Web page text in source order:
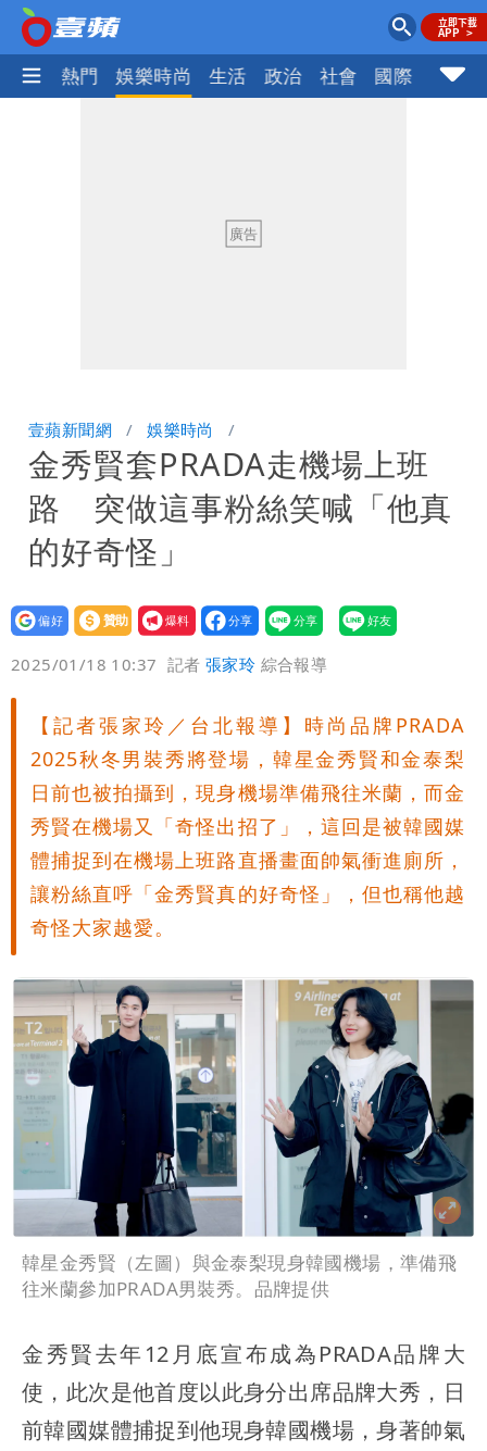
焦點 熱門 娛樂時尚 生活 政治 社會 國際 財經
壹蘋新聞網 娛樂時尚
金秀賢套PRADA走機場上班
路 突做這事粉絲笑喊「他真
的好奇怪」
設為
贊助
我要
爆料
2025/01/18 10:37 記者張家玲 綜合報導
【記者張家玲／台北報導】時尚品牌PRADA
2025秋冬男裝秀將登場，韓星金秀賢和金泰梨
日前也被拍攝到，現身機場準備飛往米蘭，而金
秀賢在機場又「奇怪出招了」，這回是被韓國媒
體捕捉到在機場上班路直播畫面帥氣衝進廁所，
讓粉絲直呼「金秀賢真的好奇怪」，但也稱他越
奇怪大家越愛。
韓星金秀賢（左圖）與金泰梨現身韓國機場，準備飛
往米蘭參加PRADA男裝秀。品牌提供
金秀賢去年12月底宣布成為PRADA品牌大
使，此次是他首度以此身分出席品牌大秀，日
前韓國媒體捕捉到他現身韓國機場，身著帥氣